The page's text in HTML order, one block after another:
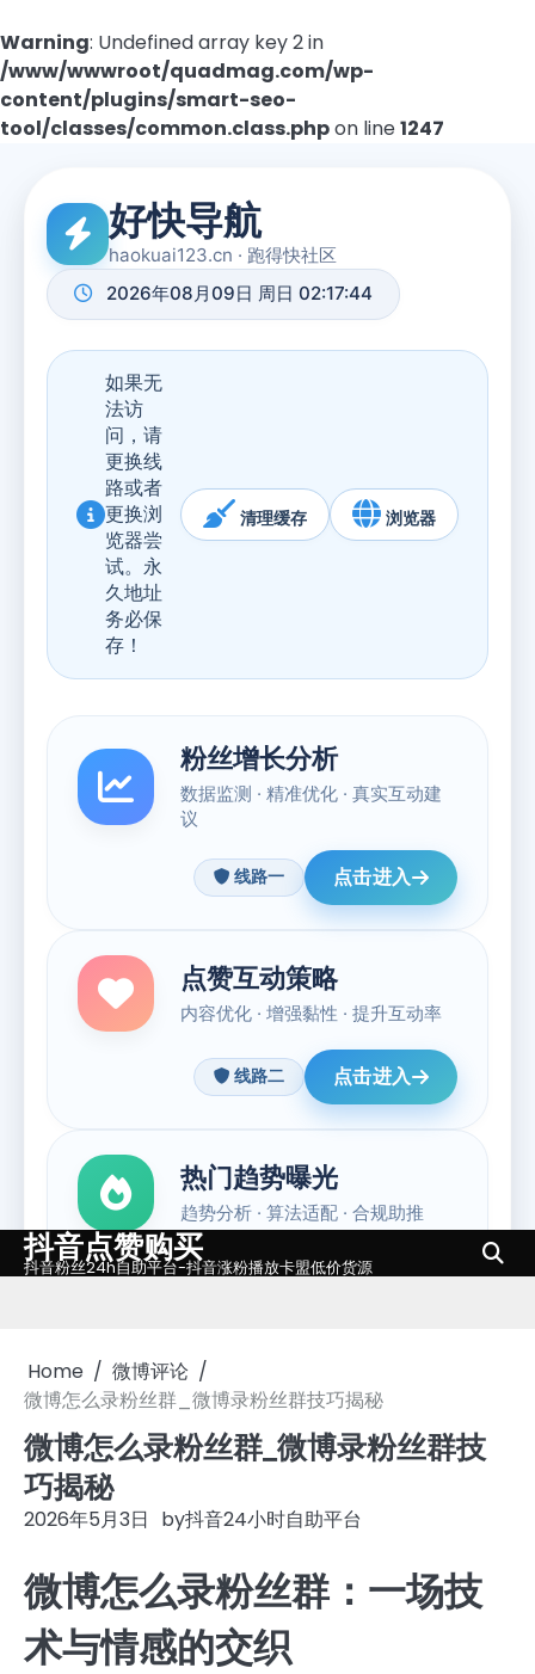
Warning: Undefined array key 2 in
/www/wwwroot/quadmag.com/wp-
content/plugins/smart-seo-
tool/classes/common.class.phpon line1247
Skip
to
抖音点赞购买
抖音粉丝24h自助平台-抖音涨粉播放卡盟低价货源
Home
微博评论
微博怎么录粉丝群_微博录粉丝群技巧揭秘
微博怎么录粉丝群_微博录粉丝群技
巧揭秘
2026年5月3日 by抖音24小时自助平台
微博怎么录粉丝群：一场技
术与情感的交织